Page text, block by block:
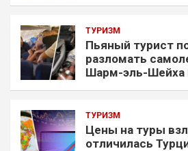
ТУРИЗМ
Пьяный турист
разломать
Шарм-эль-Шейха
ТУРИЗМ
Цены на туры
отличилась